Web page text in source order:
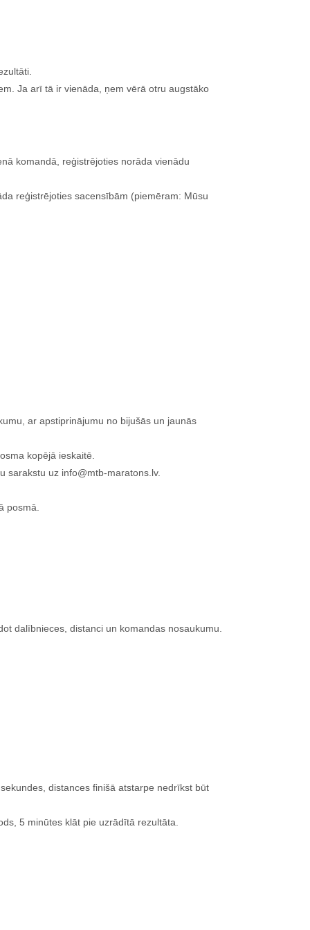
Ja arī tā ir vienāda, ņem vērā otru augstāko
komandā, reģistrējoties norāda vienādu
reģistrējoties sacensībām (piemēram: Mūsu
ar apstiprinājumu no bijušās un jaunās
kopējā ieskaitē.
sarakstu uz info@mtb-maratons.lv.
posmā.
dalībnieces, distanci un komandas nosaukumu.
distances finišā atstarpe nedrīkst būt
5 minūtes klāt pie uzrādītā rezultāta.